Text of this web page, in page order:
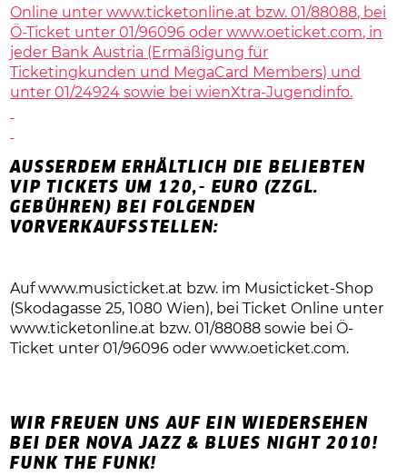
Online unterwww.ticketonline.at bzw. 01/88088, bei
Ö-Ticket unter 01/96096 oderwww.oeticket.com, in
jeder Bank Austria (Ermäßigung für
Ticketingkunden und MegaCard Members) und
unter 01/24924 sowie bei wienXtra-Jugendinfo.
AUSSERDEM ERHÄLTLICH DIE BELIEBTEN V
IP TICKETS UM 120,- EURO (ZZGL. G
EBÜHREN) BEI FOLGENDEN V
ORVERKAUFSSTELLEN:
Aufwww.musicticket.at bzw. im Musicticket-Shop
(Skodagasse 25, 1080 Wien), bei Ticket Online unter
www.ticketonline.at bzw. 01/88088 sowie bei Ö-
Ticket unter 01/96096 oderwww.oeticket.com.
WIR FREUEN UNS AUF EIN WIEDERSEHEN
BEI DER NOVA JAZZ & BLUES NIGHT 2010!
FUNK THE FUNK!